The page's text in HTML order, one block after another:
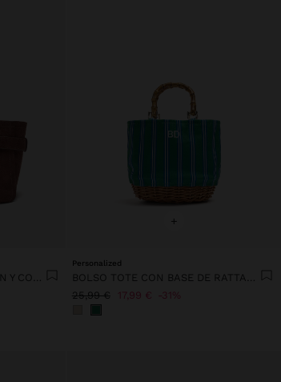
+
Personalized
25,99 € 17,99 € 31%